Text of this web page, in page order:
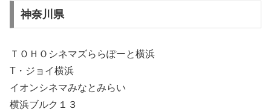
神奈川県
ＴＯＨＯシネマズららぽーと横浜
T・ジョイ横浜
イオンシネマみなとみらい
横浜ブルク１３